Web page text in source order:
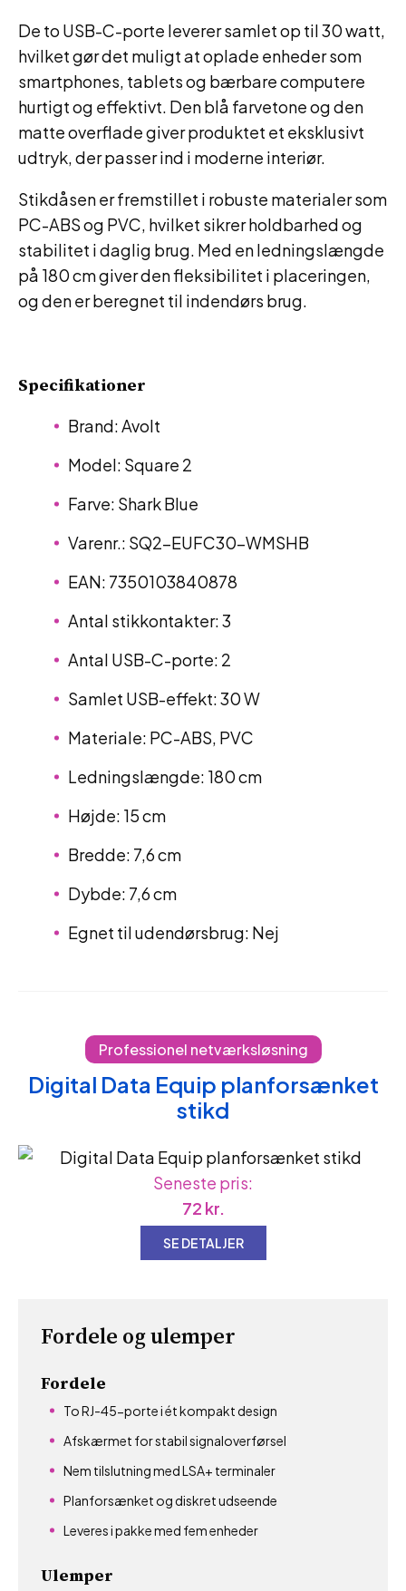
De to USB-C-porte leverer samlet op til 30 watt,
hvilket gør det muligt at oplade enheder som
smartphones, tablets og bærbare computere
hurtigt og effektivt. Den blå farvetone og den
matte overflade giver produktet et eksklusivt
udtryk, der passer ind i moderne interiør.
Stikdåsen er fremstillet i robuste materialer som
PC-ABS og PVC, hvilket sikrer holdbarhed og
stabilitet i daglig brug. Med en ledningslængde
på 180 cm giver den fleksibilitet i placeringen,
og den er beregnet til indendørs brug.
Specifikationer
Brand: Avolt
Model: Square 2
Farve: Shark Blue
Varenr.: SQ2-EUFC30-WMSHB
EAN: 7350103840878
Antal stikkontakter: 3
Antal USB-C-porte: 2
Samlet USB-effekt: 30 W
Materiale: PC-ABS, PVC
Ledningslængde: 180 cm
Højde: 15 cm
Bredde: 7,6 cm
Dybde: 7,6 cm
Egnet til udendørsbrug: Nej
Professionel netværksløsning
Digital Data Equip planforsænket
stikd
Fordele og ulemper
Fordele
To RJ-45-porte i ét kompakt design
Afskærmet for stabil signaloverførsel
Nem tilslutning med LSA+ terminaler
Planforsænket og diskret udseende
Leveres i pakke med fem enheder
Ulemper
Seneste pris:
72 kr.
SE DETALJER